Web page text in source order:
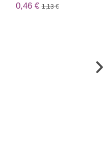
0,46 €1,13 €